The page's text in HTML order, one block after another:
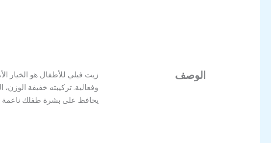
الوصف
زيت فيلي للأطفال هو الخيار
وفعالية. تركيبته خفيفة
يحافظ على بشرة طفلك ناعمة